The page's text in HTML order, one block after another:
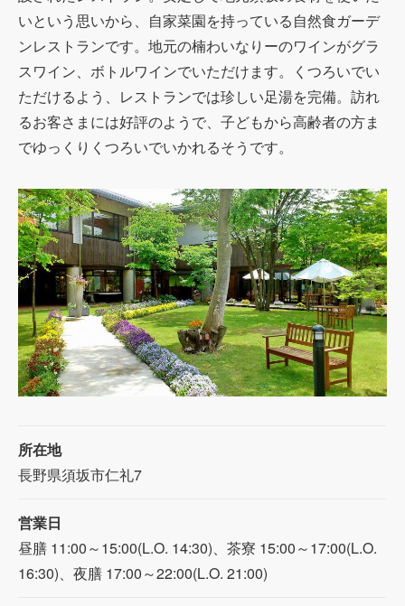
いという思いから、自家菜園を持っている自然食ガーデ
ンレストランです。地元の楠わいなりーのワインがグラ
スワイン、ボトルワインでいただけます。くつろいでい
ただけるよう、レストランでは珍しい足湯を完備。訪れ
るお客さまには好評のようで、子どもから高齢者の方ま
でゆっくりくつろいでいかれるそうです。
所在地
長野県須坂市仁礼7
営業日
昼膳 11:00～15:00(L.O. 14:30)、茶寮 15:00～17:00(L.O.
16:30)、夜膳 17:00～22:00(L.O. 21:00)